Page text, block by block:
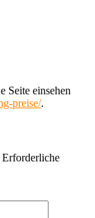
Seite einsehen
preise/.
Erforderliche